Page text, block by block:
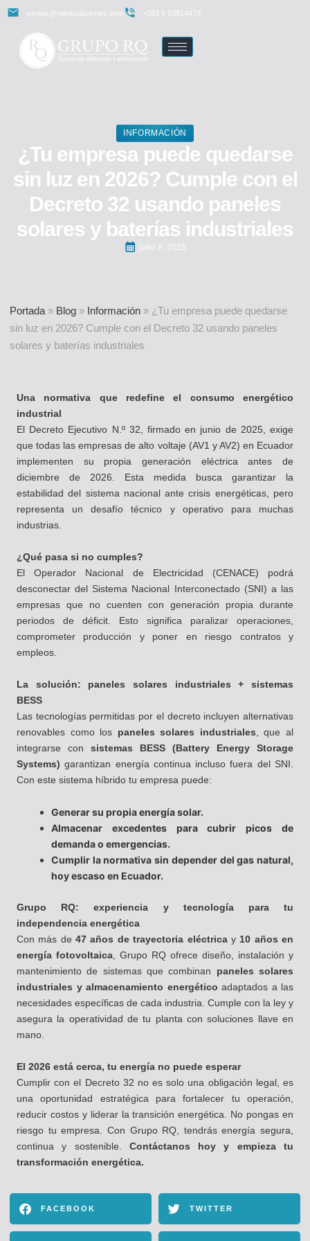
ventas@rqinstalaciones.com +593 9 93514478
INFORMACIÓN
¿Tu empresa puede quedarse
sin luz en 2026? Cumple con el
Decreto 32 usando paneles
solares y baterías industriales
julio 8, 2025
Portada » Blog » Información » ¿Tu empresa puede quedarse
sin luz en 2026? Cumple con el Decreto 32 usando paneles
solares y baterías industriales
Una normativa que redefine el consumo energético
industrial
El Decreto Ejecutivo N.º 32, firmado en junio de 2025, exige
que todas las empresas de alto voltaje (AV1 y AV2) en Ecuador
implementen su propia generación eléctrica antes de
diciembre de 2026. Esta medida busca garantizar la
estabilidad del sistema nacional ante crisis energéticas, pero
representa un desafío técnico y operativo para muchas
industrias.
¿Qué pasa si no cumples?
El Operador Nacional de Electricidad (CENACE) podrá
desconectar del Sistema Nacional Interconectado (SNI) a las
empresas que no cuenten con generación propia durante
periodos de déficit. Esto significa paralizar operaciones,
comprometer producción y poner en riesgo contratos y
empleos.
La solución: paneles solares industriales + sistemas
BESS
Las tecnologías permitidas por el decreto incluyen alternativas
renovables como los paneles solares industriales , que al
integrarse con sistemas BESS (Battery Energy Storage
Systems) garantizan energía continua incluso fuera del SNI.
Con este sistema híbrido tu empresa puede:
Generar su propia energía solar.
Almacenar excedentes para cubrir picos de
demanda o emergencias.
Cumplir la normativa sin depender del gas natural,
hoy escaso en Ecuador.
Grupo RQ: experiencia y tecnología para tu
independencia energética
Con más de47 años de trayectoria eléctricay 10 años en
energía fotovoltaica , Grupo RQ ofrece diseño, instalación y
mantenimiento de sistemas que combinan paneles solares
industriales y almacenamiento energético adaptados a las
necesidades específicas de cada industria. Cumple con la ley y
asegura la operatividad de tu planta con soluciones llave en
mano.
El 2026 está cerca, tu energía no puede esperar
Cumplir con el Decreto 32 no es solo una obligación legal, es
una oportunidad estratégica para fortalecer tu operación,
reducir costos y liderar la transición energética. No pongas en
riesgo tu empresa. Con Grupo RQ, tendrás energía segura,
continua y sostenible. Contáctanos hoy y empieza tu
transformación energética.
FACEBOOK TWITTER